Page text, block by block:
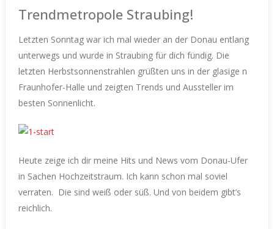
Trendmetropole Straubing!
Letzten Sonntag war ich mal wieder an der Donau entlang
unterwegs und wurde in Straubing für dich fündig. Die
letzten Herbstsonnenstrahlen grüßten uns in der glasige n
Fraunhofer-Halle und zeigten Trends und Aussteller im
besten Sonnenlicht.
Heute zeige ich dir meine Hits und News vom Donau-Ufer
in Sachen Hochzeitstraum. Ich kann schon mal soviel
verraten. Die sind weiß oder süß. Und von beidem gibt’s
reichlich.